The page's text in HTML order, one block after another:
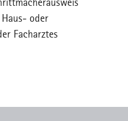
Haus- oder
Facharztes